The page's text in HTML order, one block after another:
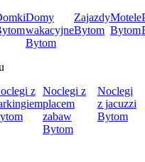
Domy
wakacyjne
Bytom
Zajazdy
Bytom
Motele
Bytom
z Noclegi z
placem
zabaw
Bytom
Noclegi
z jacuzzi
Bytom